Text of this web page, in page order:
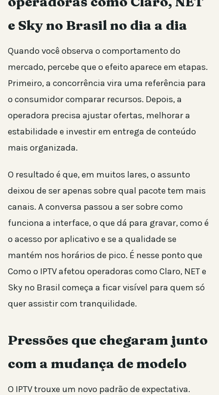
e Sky no Brasil no dia a dia
Quando você observa o comportamento do
mercado, percebe que o efeito aparece em etapas.
Primeiro, a concorrência vira uma referência para
o consumidor comparar recursos. Depois, a
operadora precisa ajustar ofertas, melhorar a
estabilidade e investir em entrega de conteúdo
mais organizada.
O resultado é que, em muitos lares, o assunto
deixou de ser apenas sobre qual pacote tem mais
canais. A conversa passou a ser sobre como
funciona a interface, o que dá para gravar, como é
o acesso por aplicativo e se a qualidade se
mantém nos horários de pico. É nesse ponto que
Como o IPTV afetou operadoras como Claro, NET e
Sky no Brasil começa a ficar visível para quem só
quer assistir com tranquilidade.
Pressões que chegaram junto
com a mudança de modelo
O IPTV trouxe um novo padrão de expectativa.